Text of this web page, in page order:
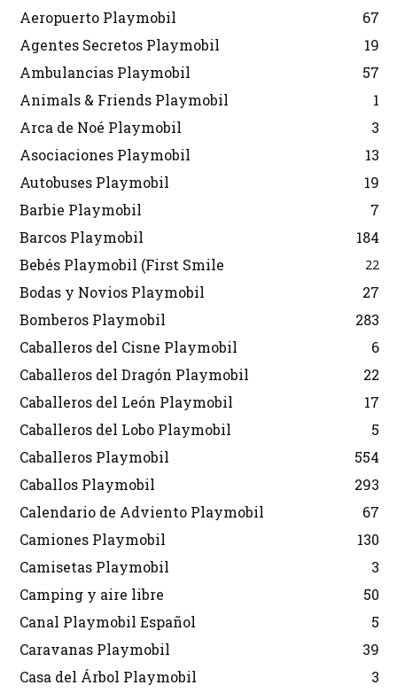
Aeropuerto Playmobil
67
Agentes Secretos Playmobil
19
Ambulancias Playmobil
57
Animals & Friends Playmobil
1
Arca de Noé Playmobil
3
Asociaciones Playmobil
13
Autobuses Playmobil
19
Barbie Playmobil
7
Barcos Playmobil
184
Bebés Playmobil (First Smile
22
Bodas y Novios Playmobil
27
Bomberos Playmobil
283
Caballeros del Cisne Playmobil
6
Caballeros del Dragón Playmobil
22
Caballeros del León Playmobil
17
Caballeros del Lobo Playmobil
5
Caballeros Playmobil
554
Caballos Playmobil
293
Calendario de Adviento Playmobil
67
Camiones Playmobil
130
Camisetas Playmobil
3
Camping y aire libre
50
Canal Playmobil Español
5
Caravanas Playmobil
39
Casa del Árbol Playmobil
3